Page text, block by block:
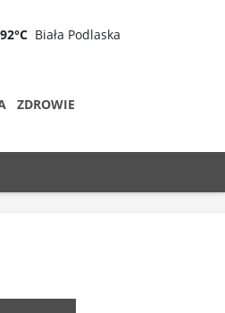
Biała Podlaska
ZDROWIE